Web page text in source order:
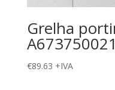
Grelha
€89.63 +IVA